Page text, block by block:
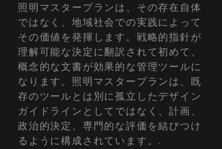
照明マスタープランは、その存在自体
ではなく、地域社会での実践によって
その価値を発揮します。戦略的指針が
理解可能な決定に翻訳されて初めて、
概念的な文書が効果的な管理ツールに
なります。照明マスタープランは、既
存のツールとは別に孤立したデザイン
ガイドラインとしてではなく、計画、
政治的決定、専門的な評価を結びつけ
るように構成されています。.